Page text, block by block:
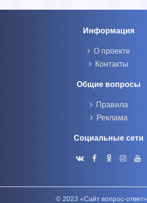
Информация
О проекте
Контакты
Общие вопросы
Правила
Реклама
Социальные сети
© 2023 «Сайт вопрос-ответ»